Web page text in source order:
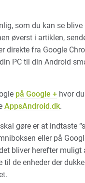
som du kan se
øverst i artiklen,
direkte fra Google
PC til din Android
på Google + hvor
AppsAndroid.dk.
gøre er at indtaste
eller på
bliver herefter muligt
til de enheder der